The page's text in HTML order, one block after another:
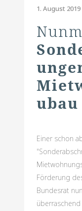
1. August 2019
ubau
Einer schon
Förderung
Bundesrat